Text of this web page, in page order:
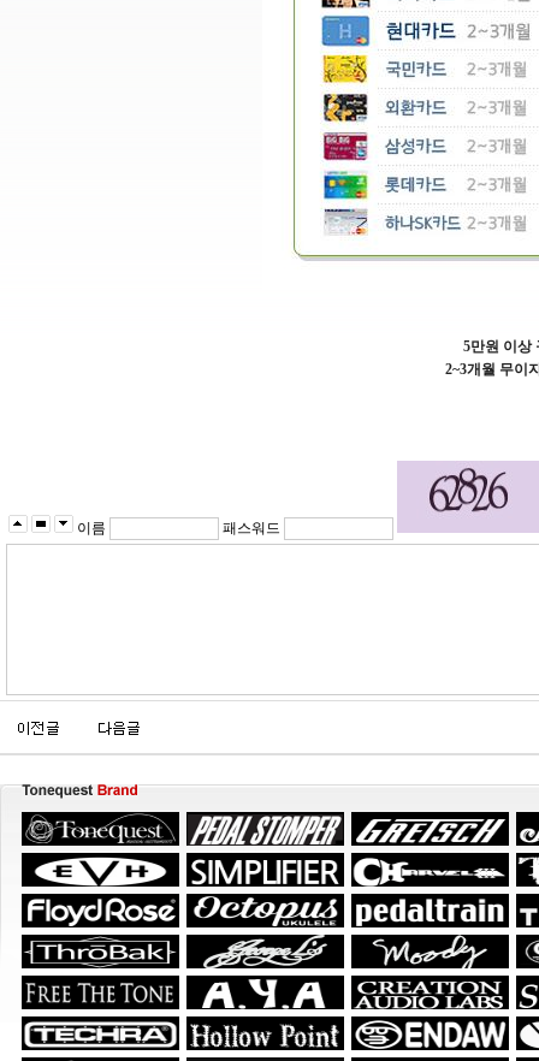
5만원 이상
2~3개월 무이
이름 패스워드